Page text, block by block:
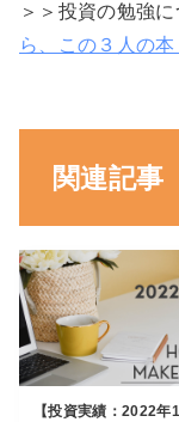
＞＞投資の勉強
ら、この３人の本
関連記事
【投資実績：2022年